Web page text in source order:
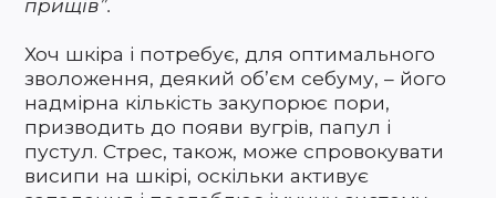
прищів”.
Хоч шкіра і потребує, для оптимального
зволоження, деякий об’єм себуму, – його
надмірна кількість закупорює пори,
призводить до появи вугрів, папул і
пустул. Стрес, також, може спровокувати
висипи на шкірі, оскільки активує